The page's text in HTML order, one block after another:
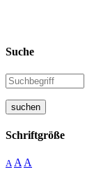
Suche
suchen
Schriftgröße
A A A